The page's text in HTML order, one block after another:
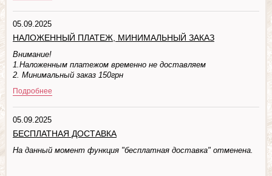
05.09.2025
НАЛОЖЕННЫЙ ПЛАТЕЖ, МИНИМАЛЬНЫЙ ЗАКАЗ
Внимание!
1.Наложенным платежом временно не доставляем
2. Минимальный заказ 150грн
Подробнее
05.09.2025
БЕСПЛАТНАЯ ДОСТАВКА
На данный момент функция "бесплатная доставка" отменена.